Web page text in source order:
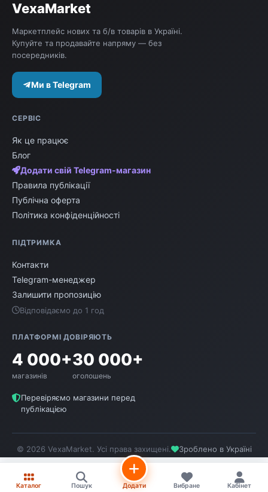
VexaMarket
Маркетплейс нових та б/в товарів в Україні.
Купуйте та продавайте напряму — без
посередників.
Ми в Telegram
СЕРВІС
Як це працює
Блог
Додати свій Telegram-магазин
Правила публікації
Публічна оферта
Політика конфіденційності
ПІДТРИМКА
Контакти
Telegram-менеджер
Залишити пропозицію
Відповідаємо до 1 год
ПЛАТФОРМІ ДОВІРЯЮТЬ
4 000+
магазинів
30 000+
оголошень
Перевіряємо магазини перед
публікацією
© 2026 VexaMarket. Усі права захищені. Зроблено в Україні
Каталог Пошук Додати Вибране Кабінет